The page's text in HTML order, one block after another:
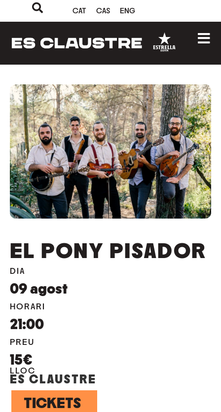
CAT CAS ENG
‹ ›
EL PONY PISADOR
DIA
09 agost
HORARI
21:00
PREU
15€
LLOC
ES CLAUSTRE
TICKETS